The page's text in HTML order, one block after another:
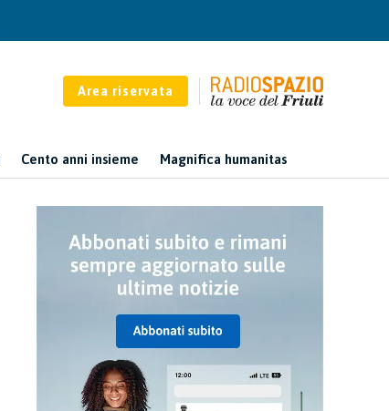
Area riservata
Cento anni insieme Magnifica humanitas